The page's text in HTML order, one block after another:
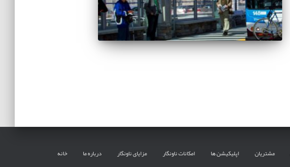
خانه درباره ما مزایای ناونگار امکانات ناونگار اپلیکیشن ها مشتریان